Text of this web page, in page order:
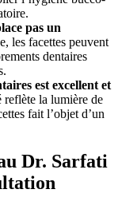
pas un
les facettes peuvent
dentaires
est excellent et
reflète la lumière de
fait l’objet d’un
Dr. Sarfati